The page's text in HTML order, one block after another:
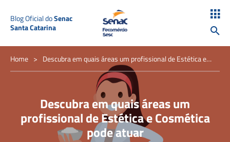
Blog Oficial doSenac
Santa Catarina
Home > Descubra em quais áreas um profissional de Estética e
Cosmética pode atuar
Descubra em quais áreas um
profissional de Estética e Cosmética
pode atuar